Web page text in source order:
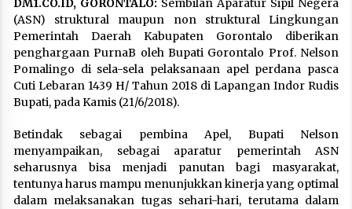
DM1.CO.ID, GORONTALO: Sembilan Aparatur Sipil Negera
(ASN) struktural maupun non struktural Lingkungan
Pemerintah Daerah Kabupaten Gorontalo diberikan
penghargaan PurnaB oleh Bupati Gorontalo Prof. Nelson
Pomalingo di sela-sela pelaksanaan apel perdana pasca
Cuti Lebaran 1439 H/ Tahun 2018 di Lapangan Indor Rudis
Bupati, pada Kamis (21/6/2018).
Betindak sebagai pembina Apel, Bupati Nelson
menyampaikan, sebagai aparatur pemerintah ASN
seharusnya bisa menjadi panutan bagi masyarakat,
tentunya harus mampu menunjukkan kinerja yang optimal
dalam melaksanakan tugas sehari-hari, terutama dalam